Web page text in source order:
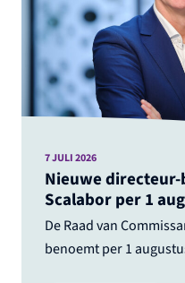
Nieuwe
Scalabor per 1
De Raad van
benoemt per 1
7 JULI 2026